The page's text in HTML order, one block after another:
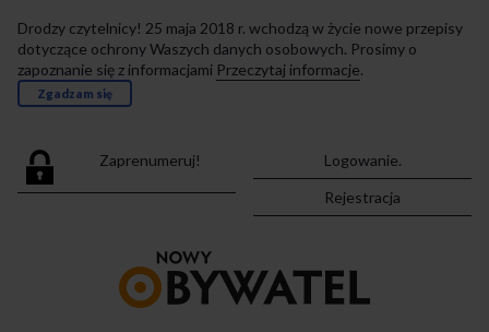
Drodzy czytelnicy! 25 maja 2018 r. wchodzą w życie nowe przepisy
dotyczące ochrony Waszych danych osobowych. Prosimy o
zapoznanie się z informacjami Przeczytaj informacje.
Zgadzam się
Zaprenumeruj!
Logowanie.
Rejestracja
strony